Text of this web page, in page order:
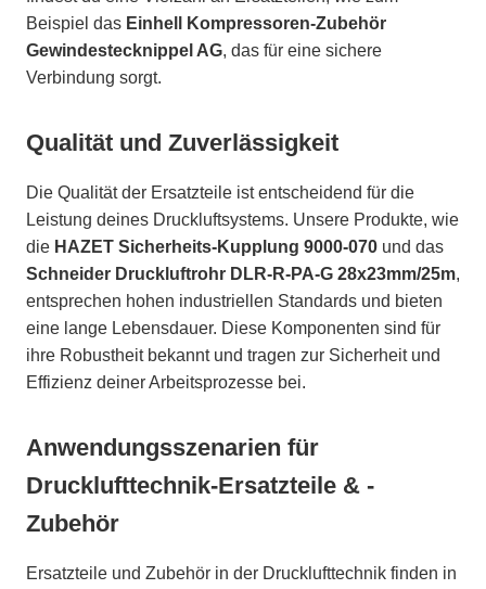
Beispiel das Einhell Kompressoren-Zubehör
Gewindestecknippel AG, das für eine sichere
Verbindung sorgt.
Qualität und Zuverlässigkeit
Die Qualität der Ersatzteile ist entscheidend für die
Leistung deines Druckluftsystems. Unsere Produkte, wie
die HAZET Sicherheits-Kupplung 9000-070 und das
Schneider Druckluftrohr DLR-R-PA-G 28x23mm/25m,
entsprechen hohen industriellen Standards und bieten
eine lange Lebensdauer. Diese Komponenten sind für
ihre Robustheit bekannt und tragen zur Sicherheit und
Effizienz deiner Arbeitsprozesse bei.
Anwendungsszenarien für
Drucklufttechnik-Ersatzteile & -
Zubehör
Ersatzteile und Zubehör in der Drucklufttechnik finden in